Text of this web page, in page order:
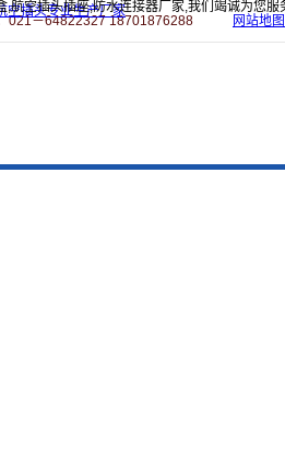
,航空插头插座,防水连接器厂家,我们竭诚为您服
021－64822327 18701876288
网站地图